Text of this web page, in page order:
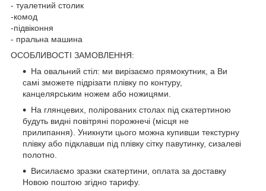
- туалетний столик
-комод
-підвіконня
- пральна машина
ОСОБЛИВОСТІ ЗАМОВЛЕННЯ:
На овальний стіл: ми вирізаємо прямокутник, а Ви
самі зможете підрізати плівку по контуру,
канцелярським ножем або ножицями.
На глянцевих, полірованих столах під скатертиною
будуть видні повітряні порожнечі (місця не
прилипання). Уникнути цього можна купивши текстурну
плівку або підклавши під плівку сітку павутинку, сизалеві
полотно.
Висилаємо зразки скатертини, оплата за доставку
Новою поштою згідно тарифу.